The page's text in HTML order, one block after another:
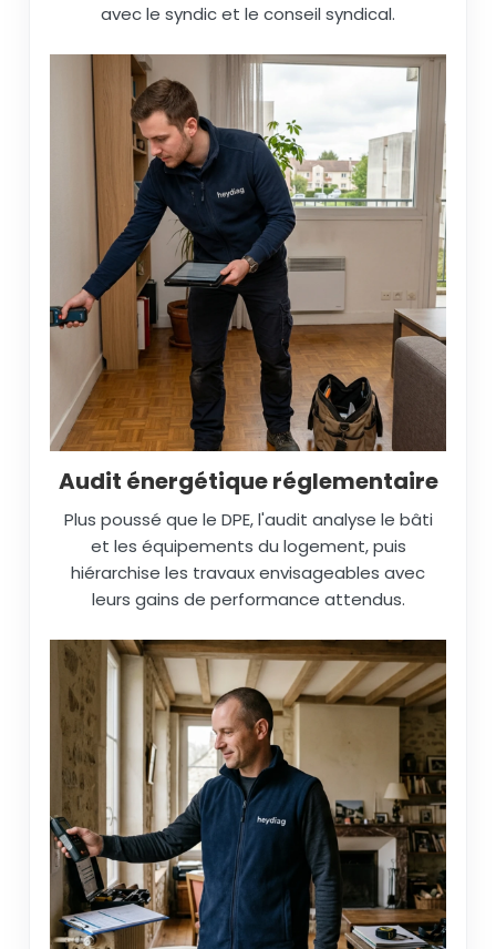
avec le syndic et le conseil syndical.
Audit énergétique réglementaire
Plus poussé que le DPE, l'audit analyse le bâti
et les équipements du logement, puis
hiérarchise les travaux envisageables avec
leurs gains de performance attendus.